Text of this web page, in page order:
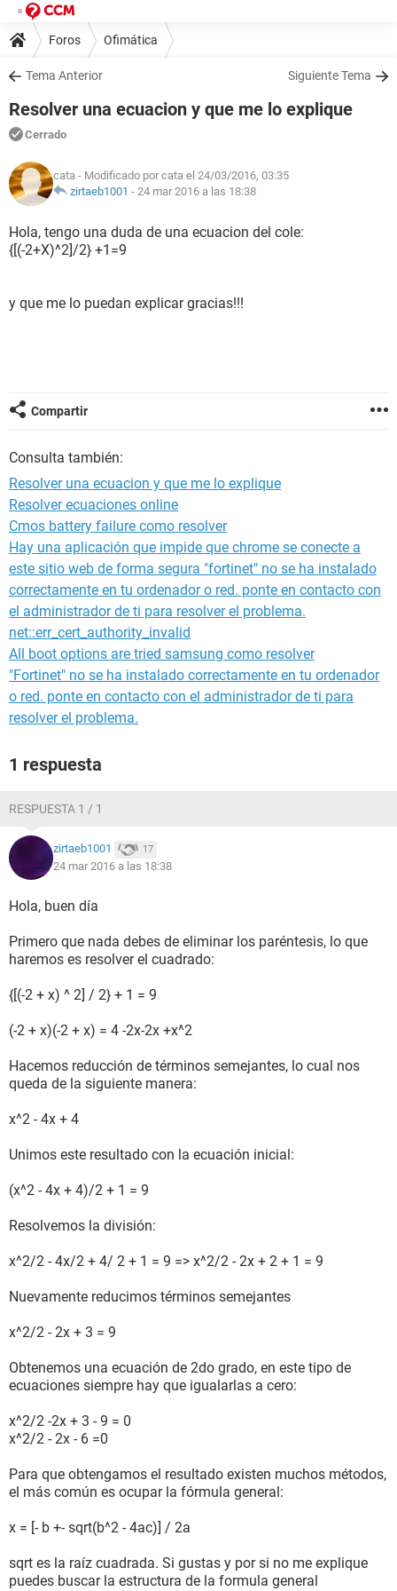
Foros Ofimática
Tema Anterior Siguiente Tema
Resolver una ecuacion y que me lo explique
Cerrado
cata - Modificado por cata el 24/03/2016, 03:35
zirtaeb1001 - 24 mar 2016 a las 18:38
Hola, tengo una duda de una ecuacion del cole:
{[(-2+X)^2]/2} +1=9
y que me lo puedan explicar gracias!!!
Compartir
Consulta también:
Resolver una ecuacion y que me lo explique
Resolver ecuaciones online
Cmos battery failure como resolver
Hay una aplicación que impide que chrome se conecte a
este sitio web de forma segura "fortinet" no se ha instalado
correctamente en tu ordenador o red. ponte en contacto con
el administrador de ti para resolver el problema.
net::err_cert_authority_invalid
All boot options are tried samsung como resolver
"Fortinet" no se ha instalado correctamente en tu ordenador
o red. ponte en contacto con el administrador de ti para
resolver el problema.
1 respuesta
RESPUESTA 1 / 1
zirtaeb1001 17
24 mar 2016 a las 18:38
Hola, buen día
Primero que nada debes de eliminar los paréntesis, lo que
haremos es resolver el cuadrado:
{[(-2 + x) ^ 2] / 2} + 1 = 9
(-2 + x)(-2 + x) = 4 -2x-2x +x^2
Hacemos reducción de términos semejantes, lo cual nos
queda de la siguiente manera:
x^2 - 4x + 4
Unimos este resultado con la ecuación inicial:
(x^2 - 4x + 4)/2 + 1 = 9
Resolvemos la división:
x^2/2 - 4x/2 + 4/ 2 + 1 = 9 => x^2/2 - 2x + 2 + 1 = 9
Nuevamente reducimos términos semejantes
x^2/2 - 2x + 3 = 9
Obtenemos una ecuación de 2do grado, en este tipo de
ecuaciones siempre hay que igualarlas a cero:
x^2/2 -2x + 3 - 9 = 0
x^2/2 - 2x - 6 =0
Para que obtengamos el resultado existen muchos métodos,
el más común es ocupar la fórmula general:
x = [- b +- sqrt(b^2 - 4ac)] / 2a
sqrt es la raíz cuadrada. Si gustas y por si no me explique
puedes buscar la estructura de la formula general